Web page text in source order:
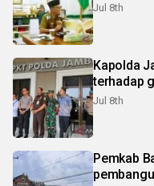
Jul 8th
Kapolda
terhadap
Jul 8th
Pemkab